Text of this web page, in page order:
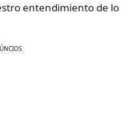
entendimiento de lo